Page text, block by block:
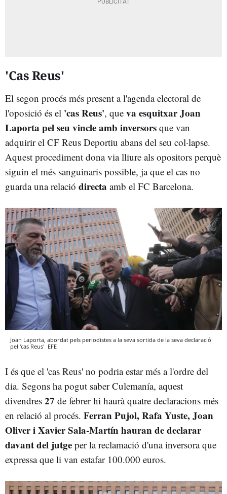
'Cas Reus'
El segon procés més present a l'agenda electoral de
l'oposició és el 'cas Reus', que va esquitxarJoan
Laporta pel seu vincle amb inversors que van
adquirir el CF Reus Deportiu abans del seu col·lapse.
Aquest procediment dona via lliure als opositors perquè
siguin el més sanguinaris possible, ja que el cas no
guarda una relació directa amb el FC Barcelona.
Joan Laporta, abordat pels periodistes a la seva sortida de la seva declaració
pel 'cas Reus' EFE
I és que el 'cas Reus' no podria estar més a l'ordre del
dia. Segons ha pogut saber Culemanía, aquest
divendres 27 de febrer hi haurà quatre declaracions més
en relació al procés. Ferran Pujol, Rafa Yuste, Joan
Oliver i Xavier Sala-Martín hauran de declarar
davant del jutge per la reclamació d'una inversora que
expressa que li van estafar 100.000 euros.